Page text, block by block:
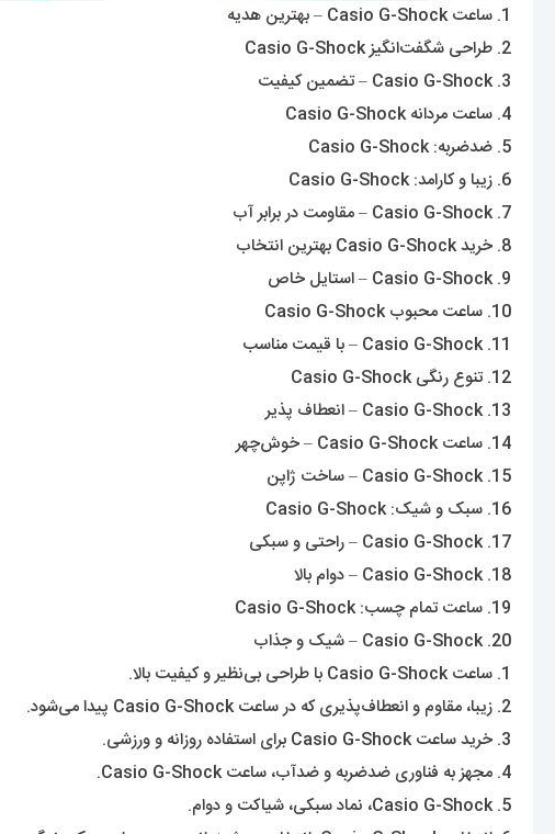
1. ساعت Casio G-Shock – بهترین هدیه
2. طراحی شگفت‌انگیز Casio G-Shock
3. Casio G-Shock – تضمین کیفیت
4. ساعت مردانه Casio G-Shock
5. ضدضربه: Casio G-Shock
6. زیبا و کارامد: Casio G-Shock
7. Casio G-Shock – مقاومت در برابر آب
8. خرید Casio G-Shock بهترین انتخاب
9. Casio G-Shock – استایل خاص
10. ساعت محبوب Casio G-Shock
11. Casio G-Shock – با قیمت مناسب
12. تنوع رنگی Casio G-Shock
13. Casio G-Shock – انعطاف پذیر
14. ساعت Casio G-Shock – خوش‌چهر
15. Casio G-Shock – ساخت ژاپن
16. سبک و شیک: Casio G-Shock
17. Casio G-Shock – راحتی و سبکی
18. Casio G-Shock – دوام بالا
19. ساعت تمام چسب: Casio G-Shock
20. Casio G-Shock – شیک و جذاب
1. ساعت Casio G-Shock با طراحی بی‌نظیر و کیفیت بالا.
2. زیبا، مقاوم و انعطاف‌پذیری که در ساعت Casio G-Shock پیدا می‌شود.
3. خرید ساعت Casio G-Shock برای استفاده روزانه و ورزشی.
4. مجهز به فناوری ضدضربه و ضدآب، ساعت Casio G-Shock.
5. Casio G-Shock، نماد سبکی، شیاکت و دوام.